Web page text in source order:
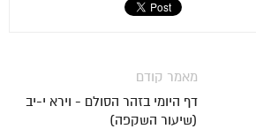
מאמר קודם
דף היומי בזהר הסולם - וירא י-יב
(שיעור השקפה)